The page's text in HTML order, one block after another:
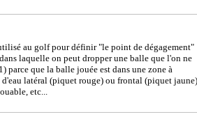
au golf pour définir "le point de dégagement"
laquelle on peut dropper une balle que l'on ne
parce que la balle jouée est dans une zone à
latéral (piquet rouge) ou frontal (piquet
etc...